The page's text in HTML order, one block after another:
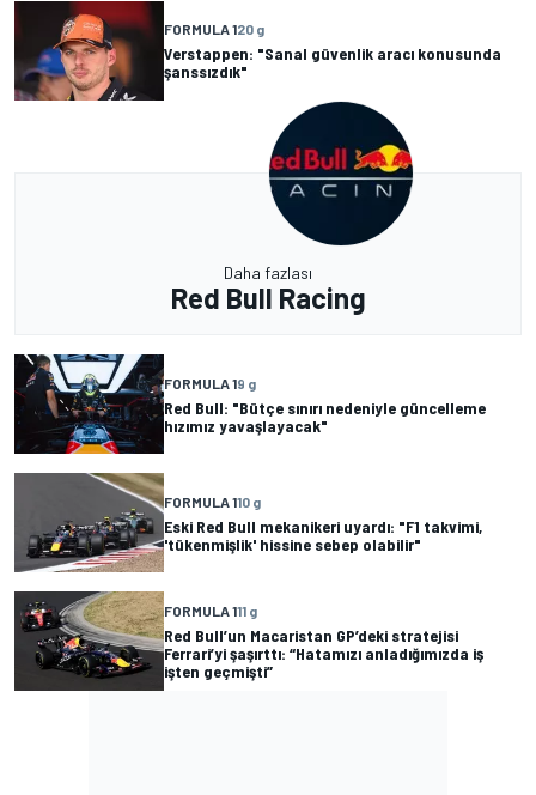
FORMULA 120 g
Verstappen: "Sanal güvenlik aracı konusunda
şanssızdık"
Daha fazlası
Red Bull Racing
FORMULA 19 g
Red Bull: "Bütçe sınırı nedeniyle güncelleme
hızımız yavaşlayacak"
FORMULA 110 g
Eski Red Bull mekanikeri uyardı: "F1 takvimi,
'tükenmişlik' hissine sebep olabilir"
FORMULA 111 g
Red Bull’un Macaristan GP’deki stratejisi
Ferrari’yi şaşırttı: “Hatamızı anladığımızda iş
işten geçmişti”